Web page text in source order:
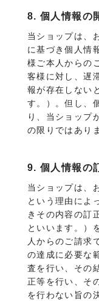
8. 個人情報の
当ショップは、
に基づき個人情
様ご本人からの
客様に対し、遅
報が存在しない
す。）。但し、
り、当ショップ
の限りではあり
9. 個人情報の
当ショップは、
という理由によ
きその内容の訂
といいます。）
人からのご請求
の達成に必要な
査を行い、その
正等を行い、そ
を行わない旨の